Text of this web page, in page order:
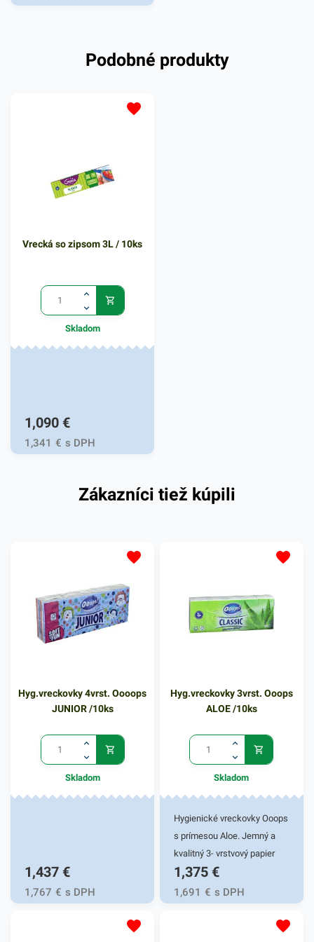
Rýchlouzatváracie vrecká sú
druhu. Praktický dizajn
hygienicky nezávadný.
Vrecká ponúkajú jednoduchú
manipuláciu pri vkladaní
nájdete ďalšie podobné
produkty, ktoré vás zaručene
oslovia. Hrúbka je 40
Podobné produkty
Vrecká so zipsom 3L / 10ks
Skladom
1,090 €
1,341 € s DPH
Zákazníci tiež kúpili
Hyg.vreckovky 4vrst. Oooops
JUNIOR /10ks
Skladom
1,437 €
1,767 € s DPH
Hyg.vreckovky 3vrst. Ooops
ALOE /10ks
Skladom
Hygienické vreckovky Ooops
s prímesou Aloe. Jemný a
kvalitný 3- vrstvový papier
pre šetrný kontakt s
pokožkou. Balené po 10 ks.
1,375 €
1,691 € s DPH